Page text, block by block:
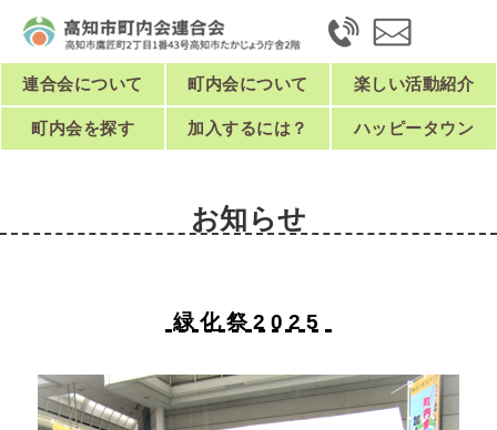
連合会について 町内会について 楽しい活動紹介
町内会を探す 加入するには？ ハッピータウン
お知らせ
緑化祭2025